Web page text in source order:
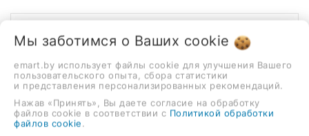
Описание Отзывы
душевая система (с верхним душем), скрытый монтаж,
механический смеситель, верхний душ 282 мм, ручной
душ
ХАРАКТЕРИСТИКИ
Мы заботимся о Ваших cookie
emart.by использует файлы cookie для улучшения Вашего
пользовательского опыта, сбора статистики
и представления персонализированных рекомендаций.
Нажав «Принять», Вы даете согласие на обработку
файлов cookie в соответствии с Политикой обработки
файлов cookie